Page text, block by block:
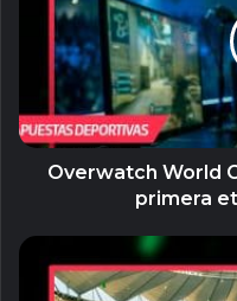
2026:
¿Qué
la
primera
etapaOverwatch World
primera
La
gran
cuenta